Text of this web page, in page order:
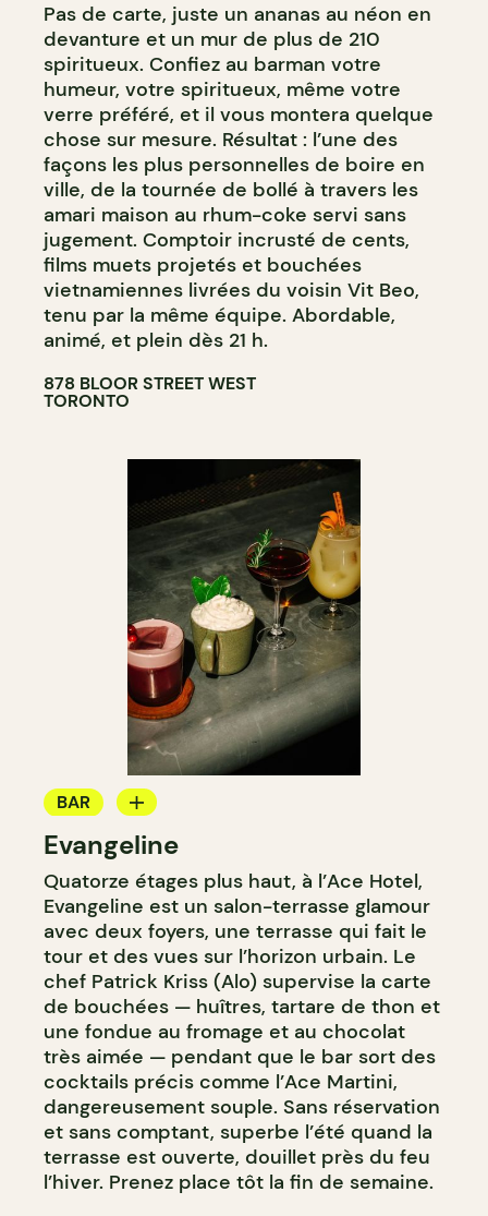
Pas de carte, juste un ananas au néon en
devanture et un mur de plus de 210
spiritueux. Confiez au barman votre
humeur, votre spiritueux, même votre
verre préféré, et il vous montera quelque
chose sur mesure. Résultat : l’une des
façons les plus personnelles de boire en
ville, de la tournée de bollé à travers les
amari maison au rhum-coke servi sans
jugement. Comptoir incrusté de cents,
films muets projetés et bouchées
vietnamiennes livrées du voisin Vit Beo,
tenu par la même équipe. Abordable,
animé, et plein dès 21 h.
878 BLOOR STREET WEST
TORONTO
BAR
BAR À COCKTAIL
Evangeline
Quatorze étages plus haut, à l’Ace Hotel,
Evangeline est un salon-terrasse glamour
avec deux foyers, une terrasse qui fait le
tour et des vues sur l’horizon urbain. Le
chef Patrick Kriss (Alo) supervise la carte
de bouchées — huîtres, tartare de thon et
une fondue au fromage et au chocolat
très aimée — pendant que le bar sort des
cocktails précis comme l’Ace Martini,
dangereusement souple. Sans réservation
et sans comptant, superbe l’été quand la
terrasse est ouverte, douillet près du feu
l’hiver. Prenez place tôt la fin de semaine.